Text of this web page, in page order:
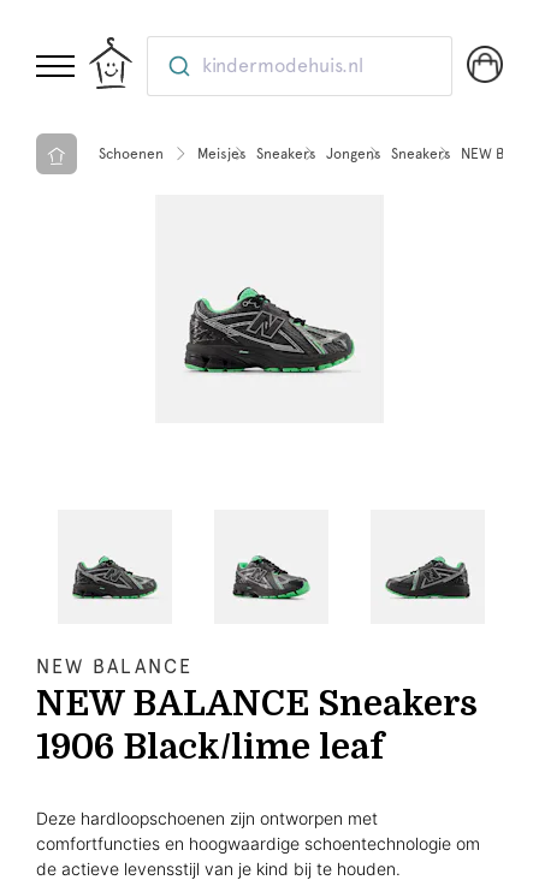
kindermodehuis.nl
Schoenen Meisjes Sneakers Jongens Sneakers NEW
NEW BALANCE
NEW BALANCE Sneakers
1906 Black/lime leaf
Deze hardloopschoenen zijn ontworpen met
comfortfuncties en hoogwaardige schoentechnologie om
de actieve levensstijl van je kind bij te houden.